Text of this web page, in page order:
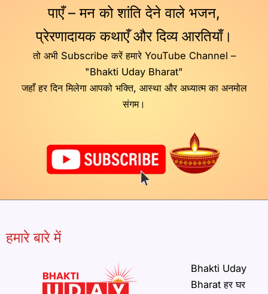
पाएँ – मन को शांति देने वाले भजन,
प्रेरणादायक कथाएँ और दिव्य आरतियाँ।
तो अभी Subscribe करें हमारे YouTube Channel –
"Bhakti Uday Bharat"
जहाँ हर दिन मिलेगा आपको भक्ति, आस्था और अध्यात्म का अनमोल
संगम।
हमारे बारे में
Bhakti Uday
Bharat हर घर